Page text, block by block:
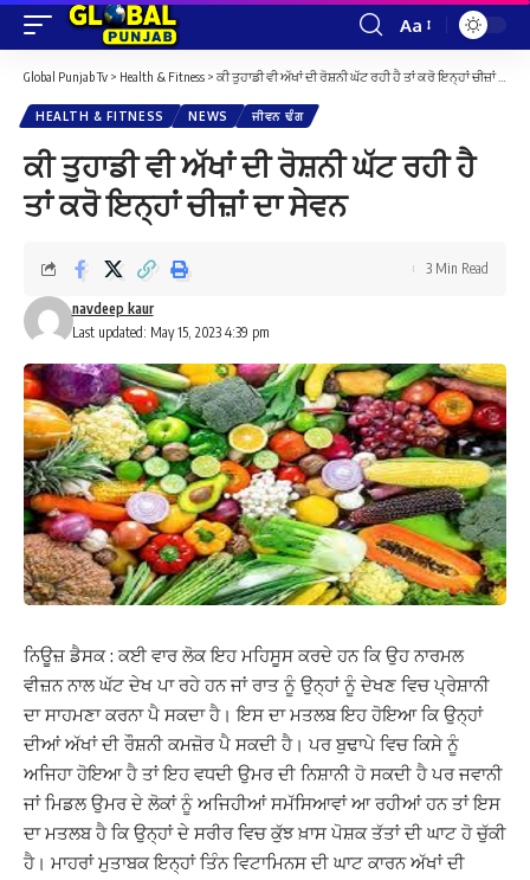
Font
Resizer
Aa
Global Punjab Tv > Health & Fitness > ਕੀ ਤੁਹਾਡੀ ਵੀ ਅੱਖਾਂ ਦੀ ਰੋਸ਼ਨੀ ਘੱਟ ਰਹੀ ਹੈ ਤਾਂ ਕਰੋ ਇਨ੍ਹਾਂ ਚੀਜ਼ਾਂ ਦਾ ਸੇਵਨ
HEALTH & FITNESS NEWS ਜੀਵਨ ਢੰਗ
ਕੀ ਤੁਹਾਡੀ ਵੀ ਅੱਖਾਂ ਦੀ ਰੋਸ਼ਨੀ ਘੱਟ ਰਹੀ ਹੈ
ਤਾਂ ਕਰੋ ਇਨ੍ਹਾਂ ਚੀਜ਼ਾਂ ਦਾ ਸੇਵਨ
Last updated: May 15, 2023 4:39 pm
navdeep kaur
3 Min Read
ਨਿਊਜ਼ ਡੈਸਕ : ਕਈ ਵਾਰ ਲੋਕ ਇਹ ਮਹਿਸੂਸ ਕਰਦੇ ਹਨ ਕਿ ਉਹ ਨਾਰਮਲ
ਵੀਜ਼ਨ ਨਾਲ ਘੱਟ ਦੇਖ ਪਾ ਰਹੇ ਹਨ ਜਾਂ ਰਾਤ ਨੂੰ ਉਨ੍ਹਾਂ ਨੂੰ ਦੇਖਣ ਵਿਚ ਪ੍ਰੇਸ਼ਾਨੀ
ਦਾ ਸਾਹਮਣਾ ਕਰਨਾ ਪੈ ਸਕਦਾ ਹੈ। ਇਸ ਦਾ ਮਤਲਬ ਇਹ ਹੋਇਆ ਕਿ ਉਨ੍ਹਾਂ
ਦੀਆਂ ਅੱਖਾਂ ਦੀ ਰੌਸ਼ਨੀ ਕਮਜ਼ੋਰ ਪੈ ਸਕਦੀ ਹੈ। ਪਰ ਬੁਢਾਪੇ ਵਿਚ ਕਿਸੇ ਨੂੰ
ਅਜਿਹਾ ਹੋਇਆ ਹੈ ਤਾਂ ਇਹ ਵਧਦੀ ਉਮਰ ਦੀ ਨਿਸ਼ਾਨੀ ਹੋ ਸਕਦੀ ਹੈ ਪਰ ਜਵਾਨੀ
ਜਾਂ ਮਿਡਲ ਉਮਰ ਦੇ ਲੋਕਾਂ ਨੂੰ ਅਜਿਹੀਆਂ ਸਮੱਸਿਆਵਾਂ ਆ ਰਹੀਆਂ ਹਨ ਤਾਂ ਇਸ
ਦਾ ਮਤਲਬ ਹੈ ਕਿ ਉਨ੍ਹਾਂ ਦੇ ਸਰੀਰ ਵਿਚ ਕੁੱਝ ਖ਼ਾਸ ਪੋਸ਼ਕ ਤੱਤਾਂ ਦੀ ਘਾਟ ਹੋ ਚੁੱਕੀ
ਹੈ। ਮਾਹਰਾਂ ਮੁਤਾਬਕ ਇਨ੍ਹਾਂ ਤਿੰਨ ਵਿਟਾਮਿਨਸ ਦੀ ਘਾਟ ਕਾਰਨ ਅੱਖਾਂ ਦੀ